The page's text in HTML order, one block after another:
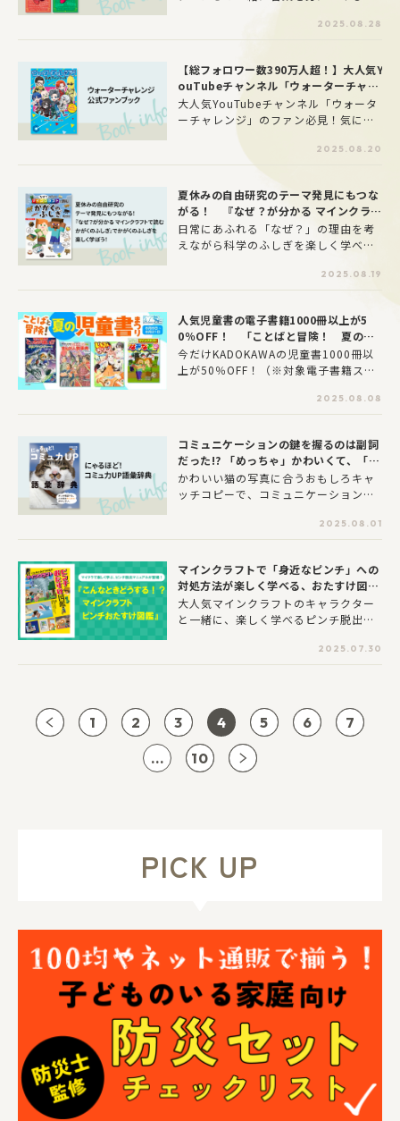
きたい」シリーズが好評発売中です。
ラインナップは「ことわざ」、「四字
大好きなお子さんはもちろん、楽しく
勉強したいお子さんにもぴったりな内
容です。
2025.08.28
【総フォロワー数390万人超！】大人気Y
ouTubeチャンネル「ウォーターチャレ
ンジ」の公式ファンブックが登場‼
大人気YouTubeチャンネル「ウォータ
ーチャレンジ」のファン必見！気にな
ンジ 公式ファンブック』が発売されま
した！
2025.08.20
夏休みの自由研究のテーマ発見にもつな
がる！ 『なぜ？が分かる マインクラフ
トで読む かがくのふしぎ』でかがくのふ
しぎを楽しく学ぼう！
日常にあふれる「なぜ？」の理由を考
えながら科学のふしぎを楽しく学べる
む かがくのふしぎ』が好評発売中！自
由研究のテーマを見つけるのにもおす
ている「かがくじっけん」を紹介しま
す。ぜひ試してみて、自由研究にも役
立ててくださいね。
2025.08.19
人気児童書の電子書籍1000冊以上が5
0％OFF！ 「ことばと冒険！ 夏の児
童書まつり」開催
今だけKADOKAWAの児童書1000冊以
上が50％OFF！（※対象電子書籍スト
楽しく学べる学習まんがシリーズ、人
気の絵本など児童書がお得に手に入り
～2025年8月21日（木）】
2025.08.08
コミュニケーションの鍵を握るのは副詞
だった!? 「めっちゃ」かわいくて、「地
味に」笑えて、「ずっと」使える語彙辞
典！！
かわいい猫の写真に合うおもしろキャ
ッチコピーで、コミュニケーション力
『にゃるほど！コミュ力UP語彙辞典』
（著：本多正識 監修：石黒圭）が20
2025.08.01
マインクラフトで「身近なピンチ」への
対処方法が楽しく学べる、おたすけ図鑑
が登場！
大人気マインクラフトのキャラクター
と一緒に、楽しく学べるピンチ脱出マ
マインクラフト ピンチおたすけ図鑑』
が登場しました。
2025.07.30
1 2 3 4 5 6
7
...
10
PICK UP